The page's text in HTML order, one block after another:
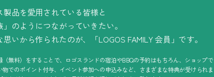
製品を愛用されている皆様と
」のようにつながっていきたい。
思いから作られたのが、
「LOGOS FAMILY会員」です。
（無料）をすることで、ロゴスランドの宿泊やBBQの予約はもちろん、ショップで
物でのポイント付与、イベント参加への申込みなど、さまざまな特典が受けられま